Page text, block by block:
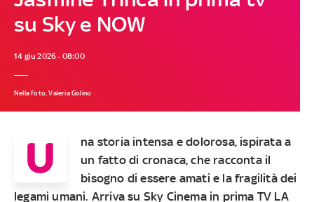
su Sky e NOW
14 giu 2026 - 08:00
Nella foto, Valeria Golino
U
na storia intensa e dolorosa, ispirata a
un fatto di cronaca, che racconta il
bisogno di essere amati e la fragilità dei
legami umani. Arriva su Sky Cinema in prima TV LA